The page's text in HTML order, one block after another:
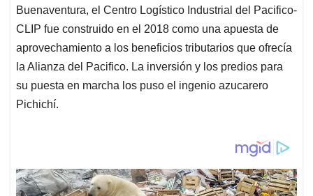
Buenaventura, el Centro Logístico Industrial del Pacifico-
CLIP fue construido en el 2018 como una apuesta de
aprovechamiento a los beneficios tributarios que ofrecía
la Alianza del Pacifico. La inversión y los predios para
su puesta en marcha los puso el ingenio azucarero
Pichichí.